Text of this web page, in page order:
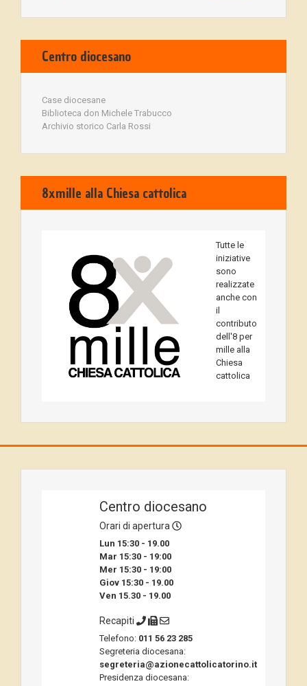
Centro diocesano
Case diocesane
Biblioteca don Michele Trabucco
Archivio storico Carla Rossi
8xmille alla Chiesa cattolica
Tutte le
iniziative
sono
realizzate
anche con
il
contributo
dell'8 per
mille alla
Chiesa
cattolica
Centro diocesano
Orari di apertura
Lun 15:30 - 19.00
Mar 15:30 - 19:00
Mer 15:30 - 19:00
Giov 15:30 - 19.00
Ven 15.30 - 19.00
Recapiti
Telefono: 011 56 23 285
Segreteria diocesana:
segreteria@azionecattolicatorino.it
Presidenza diocesana: